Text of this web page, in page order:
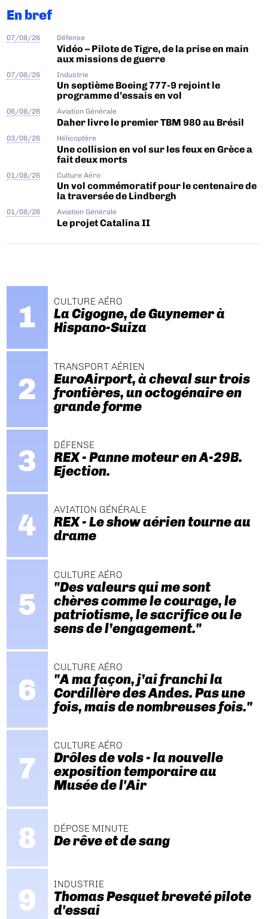
En bref
07/08/26 Défense
Vidéo – Pilote de Tigre, de la prise en main
aux missions de guerre
07/08/26 Industrie
Un septième Boeing 777-9 rejoint le
programme d’essais en vol
06/08/26 Aviation Générale
Daher livre le premier TBM 980 au Brésil
03/08/26 Hélicoptère
Une collision en vol sur les feux en Grèce a
fait deux morts
01/08/26 Culture Aéro
Un vol commémoratif pour le centenaire de
la traversée de Lindbergh
01/08/26 Aviation Générale
Le projet Catalina II
CULTURE AÉRO
La Cigogne, de Guynemer à
Hispano-Suiza
TRANSPORT AÉRIEN
EuroAirport, à cheval sur trois
frontières, un octogénaire en
grande forme
DÉFENSE
REX - Panne moteur en A-29B.
Ejection.
AVIATION GÉNÉRALE
REX - Le show aérien tourne au
drame
CULTURE AÉRO
"Des valeurs qui me sont
chères comme le courage, le
patriotisme, le sacrifice ou le
sens de l’engagement."
CULTURE AÉRO
"A ma façon, j’ai franchi la
Cordillère des Andes. Pas une
fois, mais de nombreuses fois."
CULTURE AÉRO
Drôles de vols - la nouvelle
exposition temporaire au
Musée de l'Air
DÉPOSE MINUTE
De rêve et de sang
INDUSTRIE
Thomas Pesquet breveté pilote
d'essai